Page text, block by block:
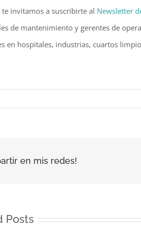
te invitamos a suscribirte al Newsletter
de mantenimiento y gerentes de
en hospitales, industrias, cuartos
en mis redes!
Posts